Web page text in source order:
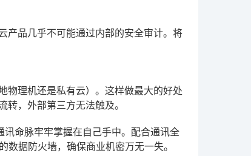
产品几乎不可能通过内部的安全审计。将
物理机还是私有云）。这样做最大的好处
，外部第三方无法触及。
命脉牢牢掌握在自己手中。配合通讯全
据防火墙，确保商业机密万无一失。